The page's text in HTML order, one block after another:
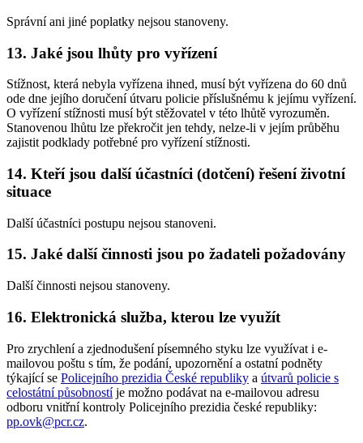
Správní ani jiné poplatky nejsou stanoveny.
13. Jaké jsou lhůty pro vyřízení
Stížnost, která nebyla vyřízena ihned, musí být vyřízena do 60 dnů
ode dne jejího doručení útvaru policie příslušnému k jejímu vyřízení.
O vyřízení stížnosti musí být stěžovatel v této lhůtě vyrozuměn.
Stanovenou lhůtu lze překročit jen tehdy, nelze-li v jejím průběhu
zajistit podklady potřebné pro vyřízení stížnosti.
14. Kteří jsou další účastníci (dotčení) řešení životní
situace
Další účastníci postupu nejsou stanoveni.
15. Jaké další činnosti jsou po žadateli požadovány
Další činnosti nejsou stanoveny.
16. Elektronická služba, kterou lze využít
Pro zrychlení a zjednodušení písemného styku lze využívat i e-
mailovou poštu s tím, že podání, upozornění a ostatní podněty
týkající se Policejního prezidia České republiky a útvarů policie s
celostátní působnostíje možno podávat na e-mailovou adresu
odboru vnitřní kontroly Policejního prezidia české republiky:
pp.ovk@pcr.cz.